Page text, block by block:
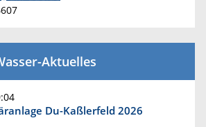
Aktuelles
Du-Kaßlerfeld 2026